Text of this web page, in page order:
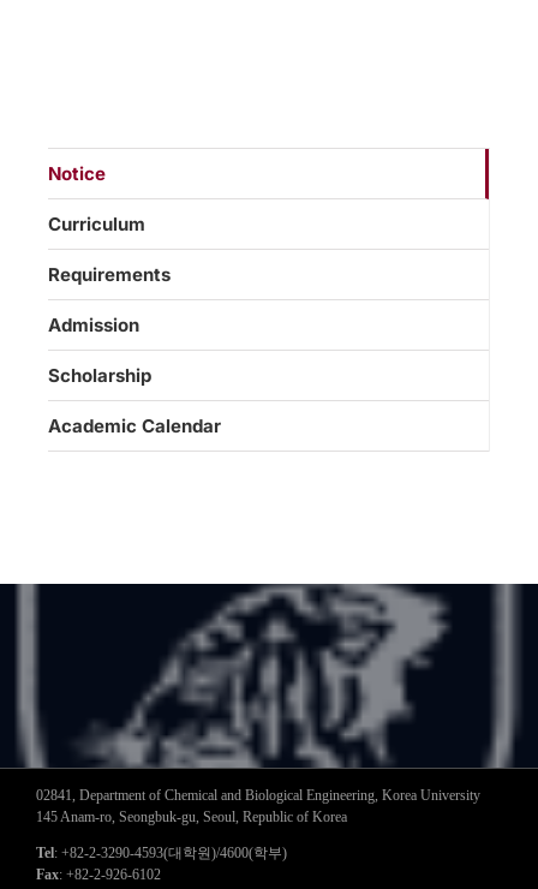
Notice
Curriculum
Requirements
Admission
Scholarship
Academic Calendar
02841, Department of Chemical and Biological Engineering, Korea University
145 Anam-ro, Seongbuk-gu, Seoul, Republic of Korea
Tel: +82-2-3290-4593(대학원)/4600(학부)
Fax: +82-2-926-6102